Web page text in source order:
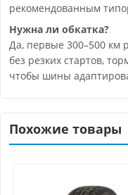
рекомендованным
Нужна ли обкатка?
Да, первые 300–500 км
без резких стартов,
чтобы шины
Похожие товары